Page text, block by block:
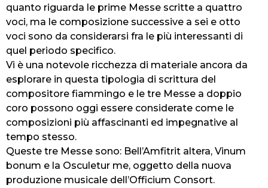
quanto riguarda le prime Messe scritte a quattro
voci, ma le composizione successive a sei e otto
voci sono da considerarsi fra le più interessanti di
quel periodo specifico.
Vi è una notevole ricchezza di materiale ancora da
esplorare in questa tipologia di scrittura del
compositore fiammingo e le tre Messe a doppio
coro possono oggi essere considerate come le
composizioni più affascinanti ed impegnative al
tempo stesso.
Queste tre Messe sono: Bell’Amfitrit altera, Vinum
bonum e la Osculetur me, oggetto della nuova
produzione musicale dell’Officium Consort.